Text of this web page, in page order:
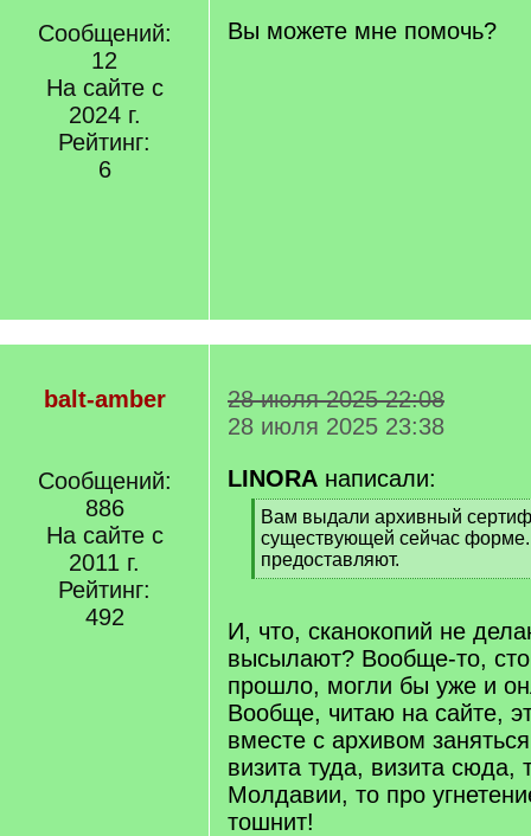
Сообщений:
12
На сайте с
2024 г.
Рейтинг:
6
Вы можете мне помочь?
balt-amber
Сообщений:
886
На сайте с
2011 г.
Рейтинг:
492
28 июля 2025 22:08
28 июля 2025 23:38
LINORA написали:
[
q
]
Вам выдали архивный
существующей сейчас форме.
предоставляют.
[
q
И, что, сканокопий не
высылают? Вообще-то, сто
прошло, могли бы уже и
Вообще, читаю на сайте,
вместе с архивом
визита туда, визита сюда,
Молдавии, то про
тошнит!